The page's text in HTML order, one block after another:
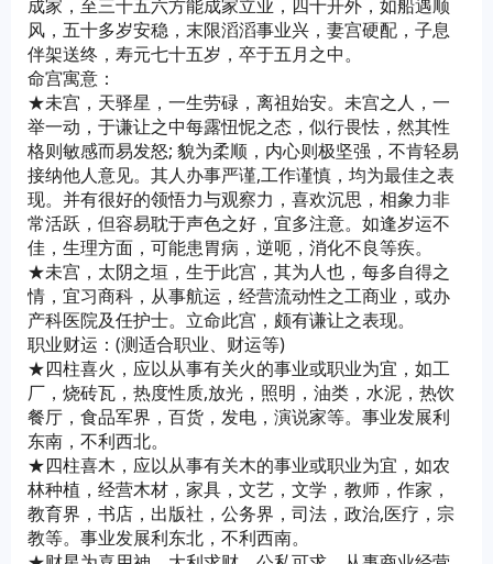
成家，至三十五六方能成家立业，四十开外，如船遇顺
风，五十多岁安稳，末限滔滔事业兴，妻宫硬配，子息
伴架送终，寿元七十五岁，卒于五月之中。
命宫寓意：
★未宫，天驿星，一生劳碌，离祖始安。未宫之人，一
举一动，于谦让之中每露忸怩之态，似行畏怯，然其性
格则敏感而易发怒; 貌为柔顺，内心则极坚强，不肯轻易
接纳他人意见。其人办事严谨,工作谨慎，均为最佳之表
现。并有很好的领悟力与观察力，喜欢沉思，相象力非
常活跃，但容易耽于声色之好，宜多注意。如逢岁运不
佳，生理方面，可能患胃病，逆呃，消化不良等疾。
★未宫，太阴之垣，生于此宫，其为人也，每多自得之
情，宜习商科，从事航运，经营流动性之工商业，或办
产科医院及任护士。立命此宫，颇有谦让之表现。
职业财运：(测适合职业、财运等)
★四柱喜火，应以从事有关火的事业或职业为宜，如工
厂，烧砖瓦，热度性质,放光，照明，油类，水泥，热饮
餐厅，食品军界，百货，发电，演说家等。事业发展利
东南，不利西北。
★四柱喜木，应以从事有关木的事业或职业为宜，如农
林种植，经营木材，家具，文艺，文学，教师，作家，
教育界，书店，出版社，公务界，司法，政治,医疗，宗
教等。事业发展利东北，不利西南。